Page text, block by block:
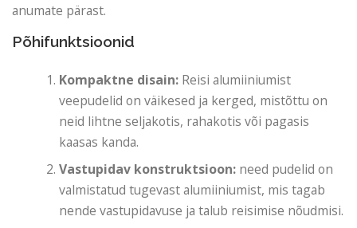
anumate pärast.
Põhifunktsioonid
Kompaktne disain: Reisi alumiiniumist
veepudelid on väikesed ja kerged, mistõttu on
neid lihtne seljakotis, rahakotis või pagasis
kaasas kanda.
Vastupidav konstruktsioon: need pudelid on
valmistatud tugevast alumiiniumist, mis tagab
nende vastupidavuse ja talub reisimise nõudmisi.